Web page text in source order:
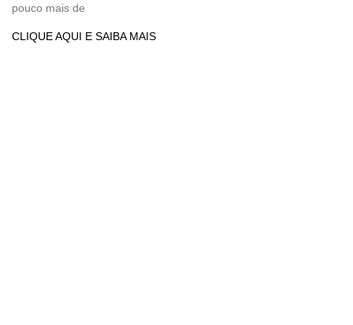
pouco mais de
CLIQUE AQUI E SAIBA MAIS